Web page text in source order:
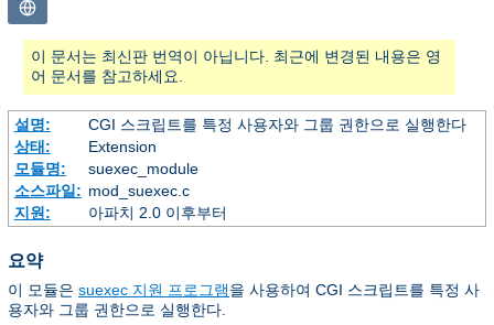
이 문서는 최신판 번역이 아닙니다. 최근에 변경된 내용은 영
어 문서를 참고하세요.
설명:
CGI 스크립트를 특정 사용자와 그룹 권한으로 실행한다
상태:
Extension
모듈명:
suexec_module
소스파일: mod_suexec.c
지원:
아파치 2.0 이후부터
요약
이 모듈은 suexec 지원 프로그램을 사용하여 CGI 스크립트를 특정 사
용자와 그룹 권한으로 실행한다.